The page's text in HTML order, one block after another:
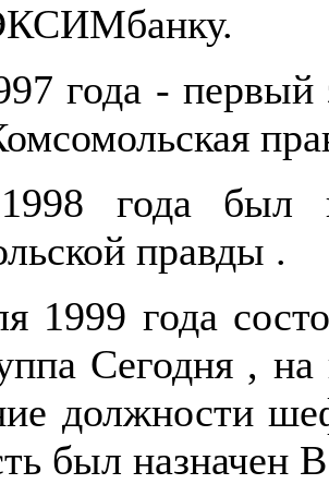
года - первый
года был
правды .
1999 года
Сегодня , на
должности
был назначен